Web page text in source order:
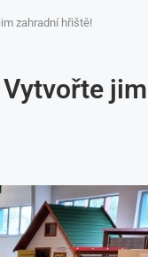
zahradní hřiště!